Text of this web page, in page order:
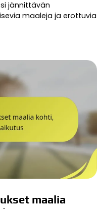
jännittävän
maaleja ja erottuvia
maalia